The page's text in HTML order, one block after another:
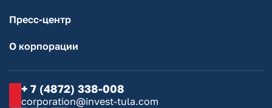
Пресс-центр
О корпорации
+ 7 (4872) 338-008
corporation@invest-tula.com